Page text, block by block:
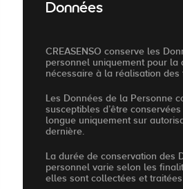
Données
CREASENSO conserve les
personnel uniquement pour la
nécessaire à la réalisation des
Les Données de la Personne
susceptibles d’être
longue uniquement sur
dernière.
La durée de conservation des
personnel varie selon les
elles sont collectées et